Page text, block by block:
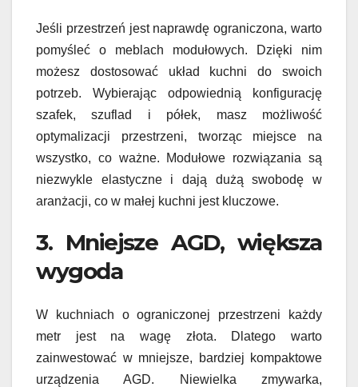
Jeśli przestrzeń jest naprawdę ograniczona, warto
pomyśleć o meblach modułowych. Dzięki nim
możesz dostosować układ kuchni do swoich
potrzeb. Wybierając odpowiednią konfigurację
szafek, szuflad i półek, masz możliwość
optymalizacji przestrzeni, tworząc miejsce na
wszystko, co ważne. Modułowe rozwiązania są
niezwykle elastyczne i dają dużą swobodę w
aranżacji, co w małej kuchni jest kluczowe.
3. Mniejsze AGD, większa
wygoda
W kuchniach o ograniczonej przestrzeni każdy
metr jest na wagę złota. Dlatego warto
zainwestować w mniejsze, bardziej kompaktowe
urządzenia AGD. Niewielka zmywarka,